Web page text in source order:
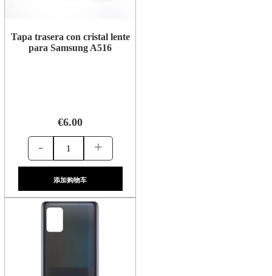
Tapa trasera con cristal lente
para Samsung A516
€6.00
- +
添加购物车